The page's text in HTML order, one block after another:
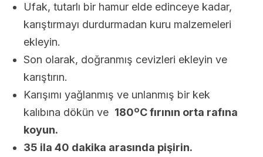
Ufak, tutarlı bir hamur elde edinceye kadar,
karıştırmayı durdurmadan kuru malzemeleri
ekleyin.
Son olarak, doğranmış cevizleri ekleyin ve
karıştırın.
Karışımı yağlanmış ve unlanmış bir kek
kalıbına dökün ve 180ºC fırının orta rafına
koyun.
35 ila 40 dakika arasında pişirin.